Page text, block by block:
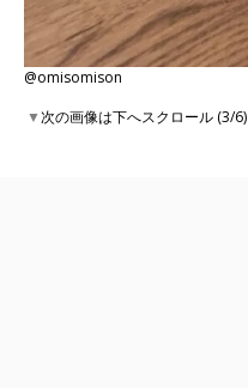
@omisomison
▼次の画像は下へスクロール (3/6)